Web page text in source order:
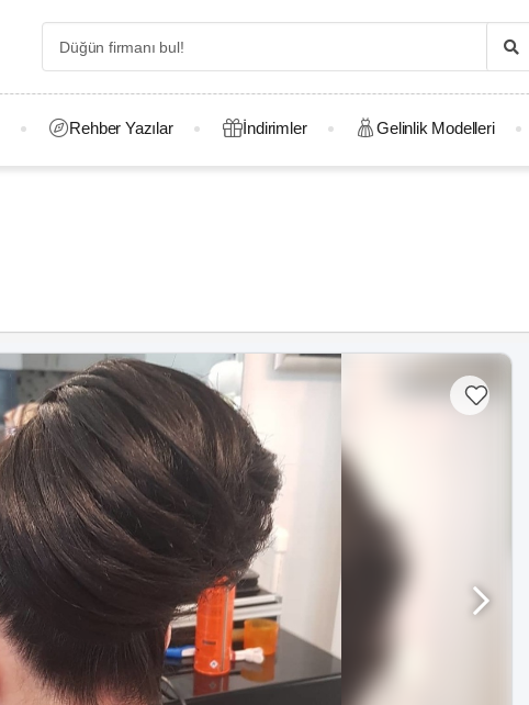
Rehber Yazılar İndirimler Gelinlik Modelleri